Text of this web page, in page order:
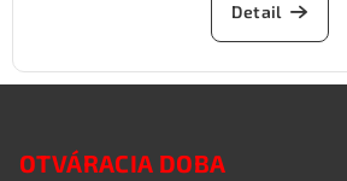
Detail
OTVÁRACIA DOBA